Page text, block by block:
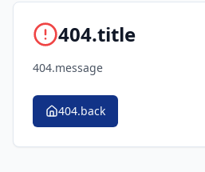
404.title
404.message
404.back